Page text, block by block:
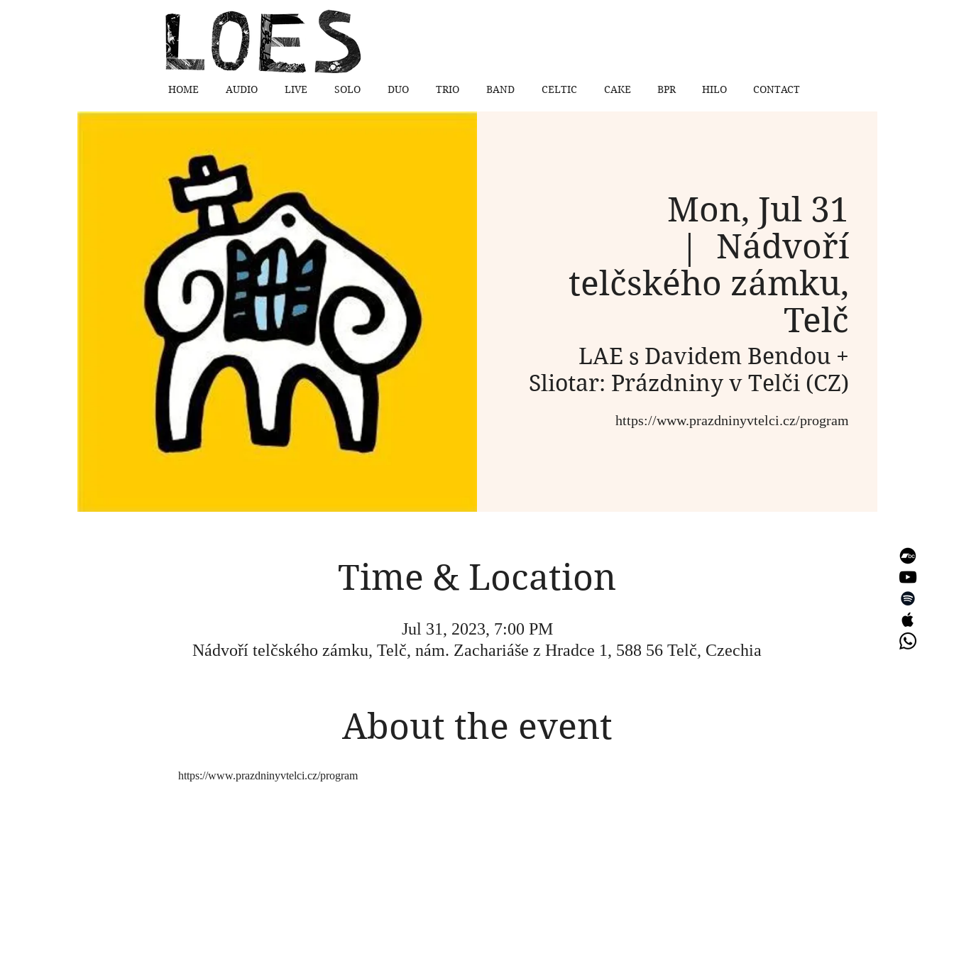
HOME AUDIO LIVE SOLO DUO TRIO BAND CELTIC CAKE BPR HILO CONTACT
Mon, Jul 31
  |
Nádvoří
telčského zámku,
Telč
LAE s Davidem Bendou +
Sliotar: Prázdniny v Telči (CZ)
https://www.prazdninyvtelci.cz/program
Time & Location
Jul 31, 2023, 7:00 PM
Nádvoří telčského zámku, Telč, nám. Zachariáše z Hradce 1, 588 56 Telč, Czechia
About the event
https://www.prazdninyvtelci.cz/program